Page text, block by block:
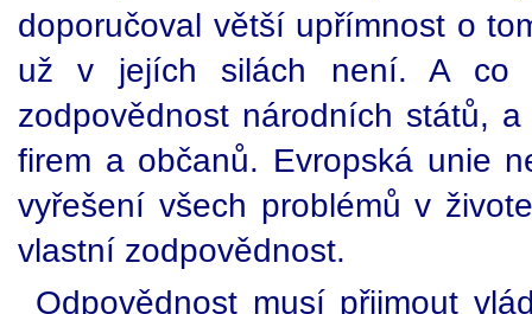
doporučoval větší upřímnost o
už v jejích silách není. A co
zodpovědnost národních států,
firem a občanů. Evropská unie
vyřešení všech problémů v
vlastní zodpovědnost.
Odpovědnost musí přijmout